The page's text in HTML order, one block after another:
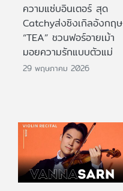
ความแซ่บอินเตอร์ สุด
Catchyส่งซิงเกิลอังกฤษ
“TEA” ชวนฟอร์อายเม้า
มอยความรักแบบตัวแม่
29 พฤษภาคม 2026